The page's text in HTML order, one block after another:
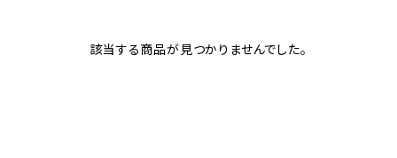
該当する商品が見つかりませんでした。